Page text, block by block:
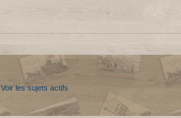
Voir les sujets actifs